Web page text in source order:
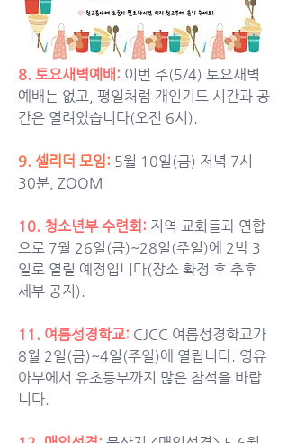
8. 토요새벽예배: 이번 주(5/4) 토요새벽
예배는 없고, 평일처럼 개인기도 시간과 공
간은 열려있습니다(오전 6시).
9. 셀리더 모임: 5월 10일(금) 저녁 7시
30분, ZOOM
10. 청소년부 수련회: 지역 교회들과 연합
으로 7월 26일(금)~28일(주일)에 2박 3
일로 열릴 예정입니다(장소 확정 후 추후
세부 공지).
11. 여름성경학교: CJCC 여름성경학교가
8월 2일(금)~4일(주일)에 열립니다. 영유
아부에서 유초등부까지 많은 참석을 바랍
니다.